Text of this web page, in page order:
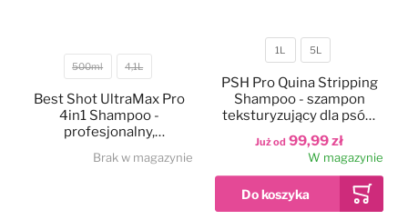
Pojemność
500ml 4,1L
Best Shot UltraMax Pro
4in1 Shampoo -
profesjonalny,
wydajny szampon dla
Brak w magazynie
Pojemność
1L 5L
Już od 99,99 zł
PSH Pro Quina Stripping
Shampoo - szampon
teksturyzujący dla psów
szorstkowłosych, z
chininą, koncentrat 1:4
W magazynie